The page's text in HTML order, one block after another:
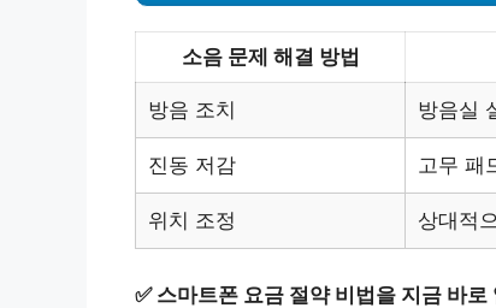
소음 문제 해결 방법
방음 조치 방음실
진동 저감 고무 패
위치 조정 상대적
✅ 스마트폰 요금 절약 비법을 지금 바로